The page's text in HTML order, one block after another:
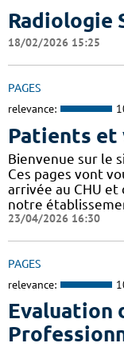
Radiologie
18/02/2026 15:25
PAGES
relevance:
Patients et
Bienvenue sur le
Ces pages vont
arrivée au CHU
notre
23/04/2026 16:30
PAGES
relevance:
Evaluation